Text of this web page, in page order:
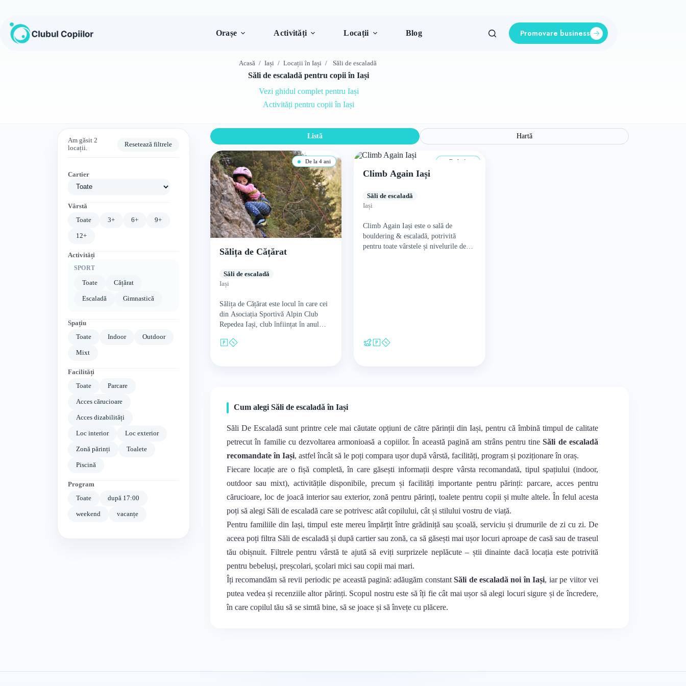
conținut
Orașe
Activități Locații Blog Promovare business
Acasă / Iași / Locații în Iași / Săli de escaladă
Săli de escaladă pentru copii în Iași
Vezi ghidul complet pentru Iași
Activități pentru copii în Iași
Am găsit 2
locații.
Resetează filtrele
Cartier
Vârstă
Toate
3+ 6+ 9+
12+
Activități
SPORT
Toate Cățărat
Escaladă Gimnastică
Spațiu
Toate
Indoor Outdoor
Mixt
Facilități
Toate
Parcare
Acces cărucioare
Acces dizabilități
Loc interior Loc exterior
Zonă părinți Toalete
Piscină
Program
Toate
după 17:00
weekend vacanțe
Listă Hartă
De la 4 ani
Sălița de Cățărat
Săli de escaladă
Iași
Sălița de Cățărat este locul în care cei
din Asociația Sportivă Alpin Club
Repedea Iași, club înființat în anul
cursurile. În…
De la 4 ani
Climb Again Iași
Săli de escaladă
Iași
Climb Again Iași este o sală de
bouldering & escaladă, potrivită
pentru toate vârstele și nivelurile de
Cum alegi Săli de escaladă în Iași
Săli De Escaladă sunt printre cele mai căutate opțiuni de către părinții din Iași, pentru că îmbină timpul de calitate
petrecut în familie cu dezvoltarea armonioasă a copiilor. În această pagină am strâns pentru tineSăli de escaladă
recomandate în Iași, astfel încât să le poți compara ușor după vârstă, facilități, program și poziționare în oraș.
Fiecare locație are o fișă completă, în care găsești informații despre vârsta recomandată, tipul spațiului (indoor,
outdoor sau mixt), activitățile disponibile, precum și facilități importante pentru părinți: parcare, acces pentru
cărucioare, loc de joacă interior sau exterior, zonă pentru părinți, toalete pentru copii și multe altele. În felul acesta
poți să alegi Săli de escaladă care se potrivesc atât copilului, cât și stilului vostru de viață.
Pentru familiile din Iași, timpul este mereu împărțit între grădiniță sau școală, serviciu și drumurile de zi cu zi. De
aceea poți filtra Săli de escaladă și după cartier sau zonă, ca să găsești mai ușor locuri aproape de casă sau de traseul
tău obișnuit. Filtrele pentru vârstă te ajută să eviți surprizele neplăcute – știi dinainte dacă locația este potrivită
pentru bebeluși, preșcolari, școlari mici sau copii mai mari.
Îți recomandăm să revii periodic pe această pagină: adăugăm constantSăli de escaladă noi în Iași, iar pe viitor vei
putea vedea și recenziile altor părinți. Scopul nostru este să îți fie cât mai ușor să alegi locuri sigure și de încredere,
în care copilul tău să se simtă bine, să se joace și să învețe cu plăcere.